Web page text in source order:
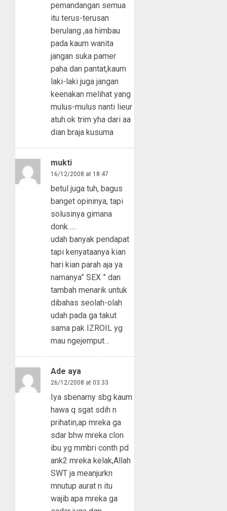
pemandangan semua
itu terus-terusan
berulang ,aa himbau
pada kaum wanita
jangan suka pamer
paha dan pantat,kaum
laki-laki juga jangan
keenakan melihat yang
mulus-mulus nanti lieur
atuh.ok trim yha dari aa
dian braja kusuma
mukti
16/12/2008 at 18:47
betul juga tuh, bagus
banget opininya, tapi
solusinya gimana
donk…..
udah banyak pendapat
tapi kenyataanya kian
hari kian parah aja ya
namanya” SEX ” dan
tambah menarik untuk
dibahas seolah-olah
udah pada ga takut
sama pak IZROIL yg
mau ngejemput…
Ade aya
26/12/2008 at 03:33
Iya sbenarny sbg kaum
hawa q sgat sdih n
prihatin,ap mreka ga
sdar bhw mreka clon
ibu yg mmbri conth pd
ank2 mreka kelak,Allah
SWT ja meanjurkn
mnutup aurat n itu
wajib.apa mreka ga